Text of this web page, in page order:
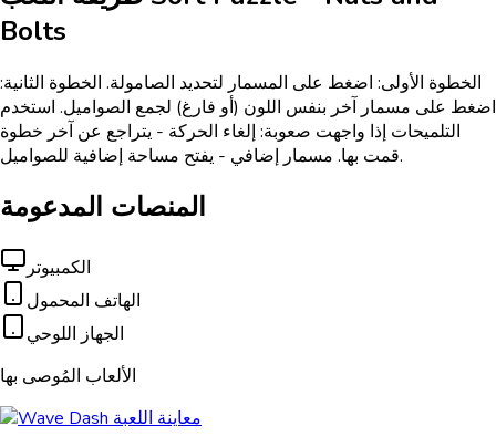
Bolts
الخطوة الأولى: اضغط على المسمار لتحديد الصامولة. الخطوة الثانية:
اضغط على مسمار آخر بنفس اللون (أو فارغ) لجمع الصواميل. استخدم
التلميحات إذا واجهت صعوبة: إلغاء الحركة - يتراجع عن آخر خطوة
قمت بها. مسمار إضافي - يفتح مساحة إضافية للصواميل.
المنصات المدعومة
الكمبيوتر
الهاتف المحمول
الجهاز اللوحي
الألعاب المُوصى بها